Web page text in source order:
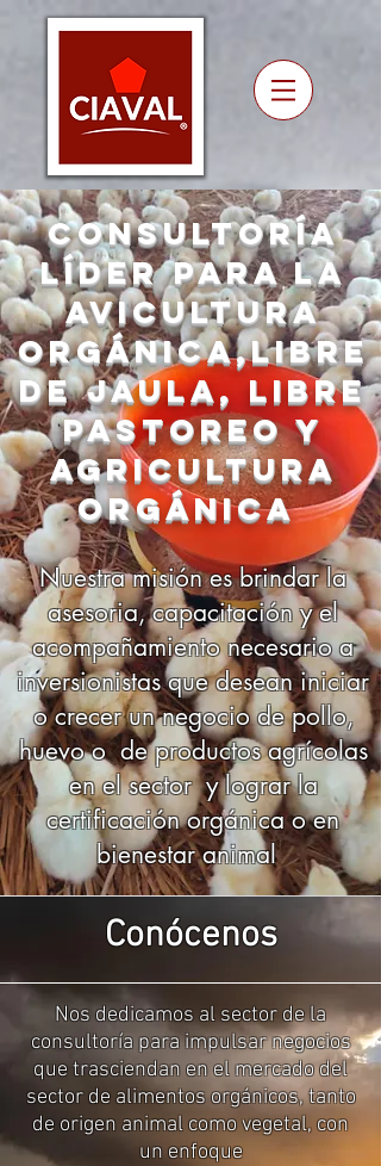
CONSULTORÍA
Líder para la
Avicultura
ORGÁNICA,LIBRE
DE JAULA, LIBRE
PASTOREO Y
AGRICULTURA
ORGÁNICA
Nuestra misión es brindar la
asesoria, capacitación y el
acompañamiento necesario a
inversionistas que desean iniciar
o crecer un negocio de pollo,
huevo o de productos agrícolas
en el sector y lograr la
certificación orgánica o en
bienestar animal
Conócenos
Nos dedicamos al sector de la
consultoría para impulsar negocios
que trasciendan en el mercado del
sector de alimentos orgánicos, tanto
de origen animal como vegetal, con
un enfoque